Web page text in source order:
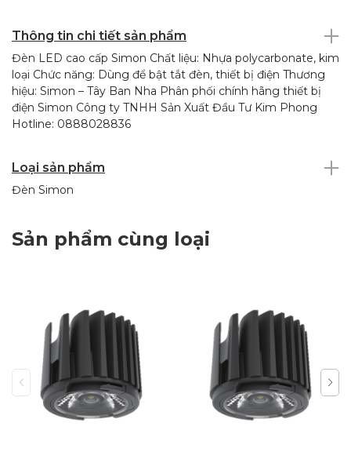
Thông tin chi tiết sản phẩm
Đèn LED cao cấp Simon Chất liệu: Nhựa polycarbonate, kim
loại Chức năng: Dùng để bật tắt đèn, thiết bị điện Thương
hiệu: Simon – Tây Ban Nha Phân phối chính hãng thiết bị
điện Simon Công ty TNHH Sản Xuất Đầu Tư Kim Phong
Hotline: 0888028836
Loại sản phẩm
Đèn Simon
Sản phẩm cùng loại